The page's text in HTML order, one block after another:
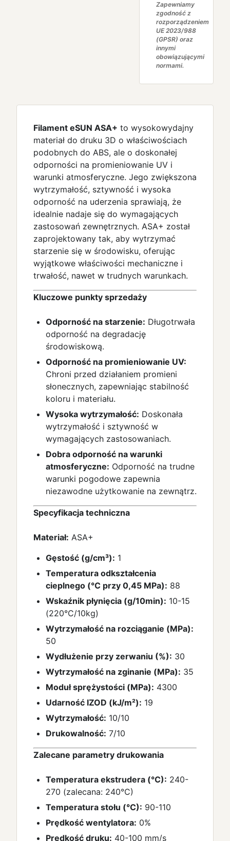
Zapewniamy
zgodność z
rozporządzeniem
UE 2023/988
(GPSR) oraz
innymi
obowiązującymi
normami.
Filament eSUN ASA+ to wysokowydajny
materiał do druku 3D o właściwościach
podobnych do ABS, ale o doskonałej
odporności na promieniowanie UV i
warunki atmosferyczne. Jego zwiększona
wytrzymałość, sztywność i wysoka
odporność na uderzenia sprawiają, że
idealnie nadaje się do wymagających
zastosowań zewnętrznych. ASA+ został
zaprojektowany tak, aby wytrzymać
starzenie się w środowisku, oferując
wyjątkowe właściwości mechaniczne i
trwałość, nawet w trudnych warunkach.
Kluczowe punkty sprzedaży
Odporność na starzenie: Długotrwała
odporność na degradację
środowiskową.
Odporność na promieniowanie UV:
Chroni przed działaniem promieni
słonecznych, zapewniając stabilność
koloru i materiału.
Wysoka wytrzymałość: Doskonała
wytrzymałość i sztywność w
wymagających zastosowaniach.
Dobra odporność na warunki
atmosferyczne: Odporność na trudne
warunki pogodowe zapewnia
niezawodne użytkowanie na zewnątrz.
Specyfikacja techniczna
Materiał: ASA+
Gęstość (g/cm³): 1
Temperatura odkształcenia
cieplnego (°C przy 0,45 MPa): 88
Wskaźnik płynięcia (g/10min): 10-15
(220°C/10kg)
Wytrzymałość na rozciąganie (MPa):
50
Wydłużenie przy zerwaniu (%): 30
Wytrzymałość na zginanie (MPa): 35
Moduł sprężystości (MPa): 4300
Udarność IZOD (kJ/m²): 19
Wytrzymałość: 10/10
Drukowalność: 7/10
Zalecane parametry drukowania
Temperatura ekstrudera (°C): 240-
270 (zalecana: 240°C)
Temperatura stołu (°C): 90-110
Prędkość wentylatora: 0%
Prędkość druku: 40-100 mm/s